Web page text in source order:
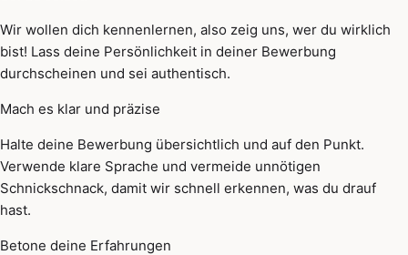
Wir wollen dich kennenlernen, also zeig uns, wer du wirklich
bist! Lass deine Persönlichkeit in deiner Bewerbung
durchscheinen und sei authentisch.
Mach es klar und präzise
Halte deine Bewerbung übersichtlich und auf den Punkt.
Verwende klare Sprache und vermeide unnötigen
Schnickschnack, damit wir schnell erkennen, was du drauf
hast.
Betone deine Erfahrungen